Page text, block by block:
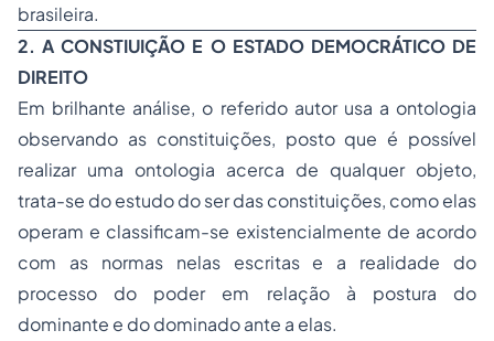
brasileira.
2. A CONSTIUIÇÃO E O ESTADO DEMOCRÁTICO DE
DIREITO
Em brilhante análise, o referido autor usa a ontologia
observando as constituições, posto que é possível
realizar uma ontologia acerca de qualquer objeto,
trata-se do estudo do ser das constituições, como elas
operam e classificam-se existencialmente de acordo
com as normas nelas escritas e a realidade do
processo do poder em relação à postura do
dominante e do dominado ante a elas.